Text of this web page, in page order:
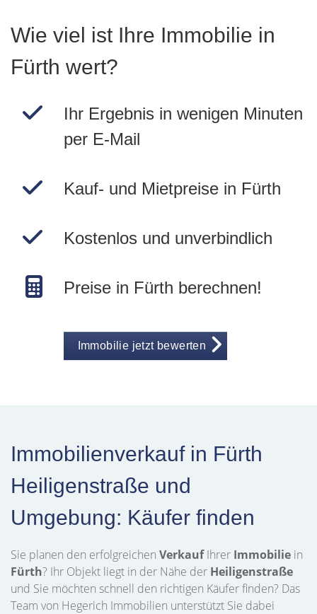
Wie viel ist Ihre Immobilie in
Fürth wert?
Ihr Ergebnis in wenigen Minuten
per E-Mail
Kauf- und Mietpreise in Fürth
Kostenlos und unverbindlich
Preise in Fürth berechnen!
Immobilie jetzt bewerten
Immobilienverkauf in Fürth
Heiligenstraße und
Umgebung: Käufer finden
Sie planen den erfolgreichen VerkaufIhrer Immobilie in
Fürth? Ihr Objekt liegt in der Nähe der Heiligenstraße
und Sie möchten schnell den richtigen Käufer finden? Das
Team von Hegerich Immobilien unterstützt Sie dabei